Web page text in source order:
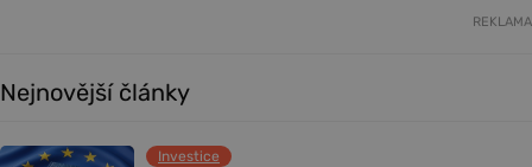
REKLAMA
Nejnovější články
Investice